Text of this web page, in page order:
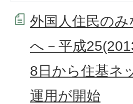
外国人住民のみ
へ－平成
8日から住基ネ
運用が開始